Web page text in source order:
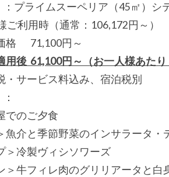
プライムスーペリア（45㎡）シ
ご利用時（通常：106,172円～）
格 71,100円～
後 61,100円～（お一人様あたり
サービス料込み、宿泊税別
でのご夕食
魚介と季節野菜のインサラータ・
＞冷製ヴィシソワーズ
＞牛フィレ肉のグリリアータと白